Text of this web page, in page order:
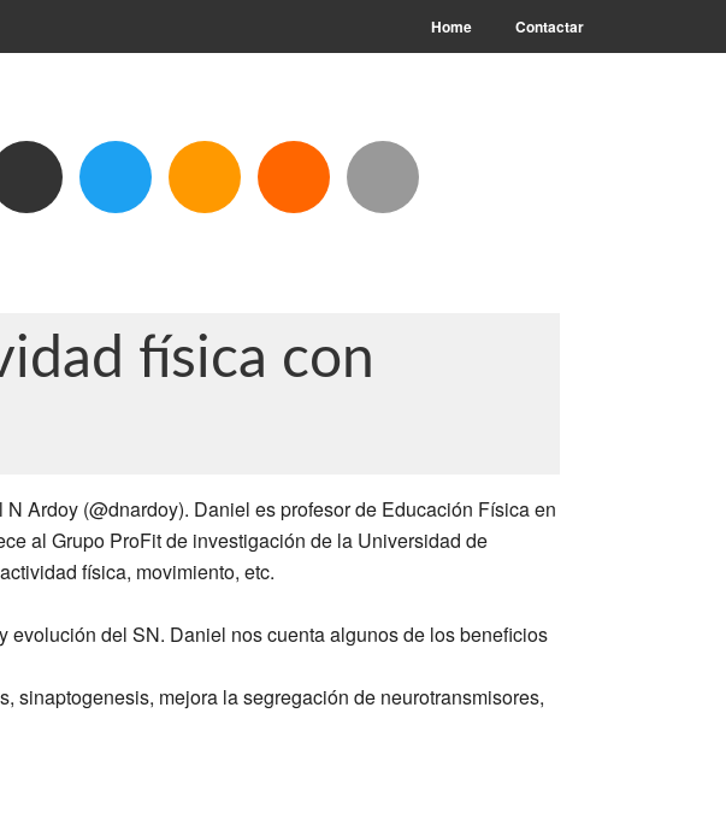
Home Contactar
física con
Ardoy (@dnardoy). Daniel es profesor de Educación Física en
al Grupo ProFit de investigación de la Universidad de
física, movimiento, etc.
del SN. Daniel nos cuenta algunos de los beneficios
sinaptogenesis, mejora la segregación de neurotransmisores,